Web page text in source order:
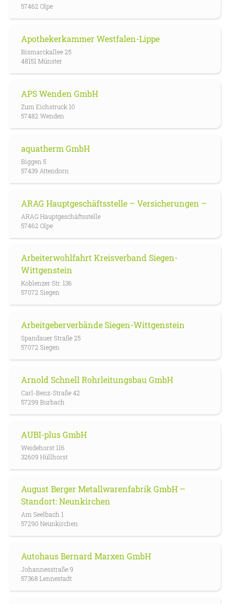
57462 Olpe
Apothekerkammer Westfalen-Lippe
Bismarckallee 25
48151 Münster
APS Wenden GmbH
Zum Eichstruck 10
57482 Wenden
aquatherm GmbH
Biggen 5
57439 Attendorn
ARAG Hauptgeschäftsstelle – Versicherungen –
ARAG Hauptgeschäftsstelle
57462 Olpe
Arbeiterwohlfahrt Kreisverband Siegen-
Wittgenstein
Koblenzer Str. 136
57072 Siegen
Arbeitgeberverbände Siegen-Wittgenstein
Spandauer Straße 25
57072 Siegen
Arnold Schnell Rohrleitungsbau GmbH
Carl-Benz-Straße 42
57299 Burbach
AUBI-plus GmbH
Weidehorst 116
32609 Hüllhorst
August Berger Metallwarenfabrik GmbH –
Standort: Neunkirchen
Am Seelbach 1
57290 Neunkirchen
Autohaus Bernard Marxen GmbH
Johannesstraße 9
57368 Lennestadt